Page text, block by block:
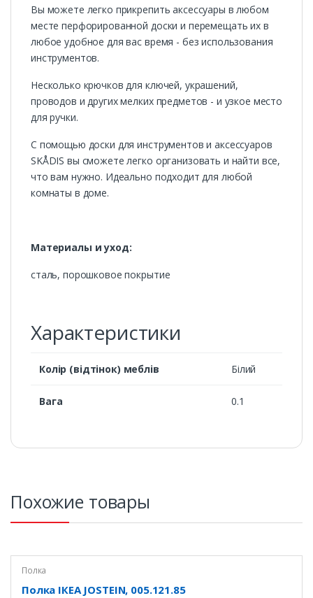
Вы можете легко прикрепить аксессуары в любом
месте перфорированной доски и перемещать их в
любое удобное для вас время - без использования
инструментов.
Несколько крючков для ключей, украшений,
проводов и других мелких предметов - и узкое место
для ручки.
С помощью доски для инструментов и аксессуаров
SKÅDIS вы сможете легко организовать и найти все,
что вам нужно. Идеально подходит для любой
комнаты в доме.
Материалы и уход:
сталь, порошковое покрытие
Характеристики
Колір (відтінок) меблів Білий
Вага 0.1
Похожие товары
Полка
Полка ІКЕА JOSTEIN, 005.121.85